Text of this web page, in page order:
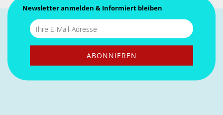
Newsletter anmelden & Informiert bleiben